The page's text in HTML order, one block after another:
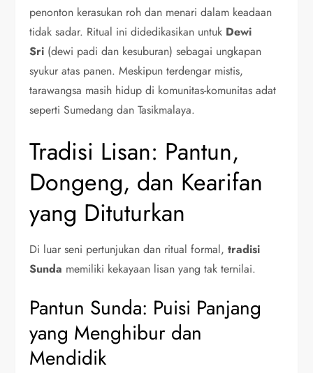
penonton kerasukan roh dan menari dalam keadaan
tidak sadar. Ritual ini didedikasikan untuk Dewi
Sri (dewi padi dan kesuburan) sebagai ungkapan
syukur atas panen. Meskipun terdengar mistis,
tarawangsa masih hidup di komunitas-komunitas adat
seperti Sumedang dan Tasikmalaya.
Tradisi Lisan: Pantun,
Dongeng, dan Kearifan
yang Dituturkan
Di luar seni pertunjukan dan ritual formal,tradisi
Sunda memiliki kekayaan lisan yang tak ternilai.
Pantun Sunda: Puisi Panjang
yang Menghibur dan
Mendidik